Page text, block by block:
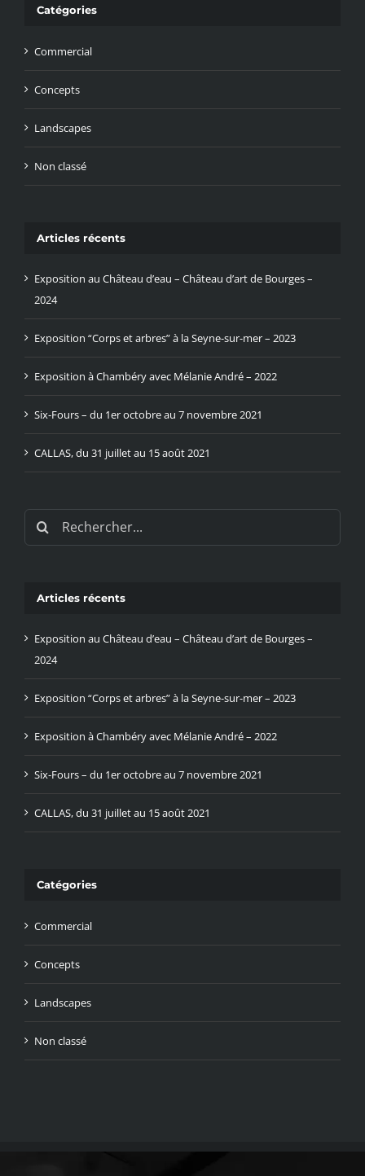
Catégories
Commercial
Concepts
Landscapes
Non classé
Articles récents
Exposition au Château d’eau – Château d’art de Bourges –
2024
Exposition “Corps et arbres” à la Seyne-sur-mer – 2023
Exposition à Chambéry avec Mélanie André – 2022
Six-Fours – du 1er octobre au 7 novembre 2021
CALLAS, du 31 juillet au 15 août 2021
Rechercher:
Articles récents
Exposition au Château d’eau – Château d’art de Bourges –
2024
Exposition “Corps et arbres” à la Seyne-sur-mer – 2023
Exposition à Chambéry avec Mélanie André – 2022
Six-Fours – du 1er octobre au 7 novembre 2021
CALLAS, du 31 juillet au 15 août 2021
Catégories
Commercial
Concepts
Landscapes
Non classé